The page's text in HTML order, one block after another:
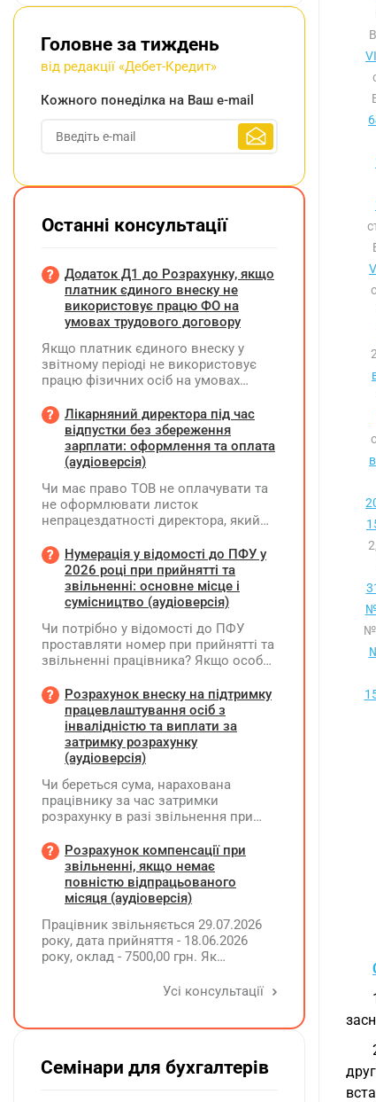
№
№
Головне за тиждень
від редакції «Дебет-Кредит»
Кожного понеділка на Ваш e-mail
Останні консультації
Додаток Д1 до Розрахунку, якщо
платник єдиного внеску не
використовує працю ФО на
умовах трудового договору
Якщо платник єдиного внеску у
звітному періоді не використовує
працю фізичних осіб на умовах
на інших умовах, передбачених
законодавством, Додаток Д1/
Додаток ФІЗ-Д1 за відповідний
період не подається
Лікарняний директора під час
відпустки без збереження
зарплати: оформлення та оплата
(аудіоверсія)
Чи має право ТОВ не оплачувати та
не оформлювати листок
непрацездатності директора, який
збереження заробітної плати під час
призупинення діяльності
підприємства?
Нумерація у відомості до ПФУ у
2026 році при прийнятті та
звільненні: основне місце і
сумісництво (аудіоверсія)
Чи потрібно у відомості до ПФУ
проставляти номер при прийнятті та
звільненні працівника? Якщо особа
місцем роботи та за сумісництвом,
чи рахується це як два роботодавці?
Розрахунок внеску на підтримку
працевлаштування осіб з
інвалідністю та виплати за
затримку розрахунку
(аудіоверсія)
Чи береться сума, нарахована
працівнику за час затримки
розрахунку в разі звільнення при
заробітної плати (винагороди), для
розрахунку внеску на підтримку
працевлаштування осіб з
інвалідністю?
Розрахунок компенсації при
звільненні, якщо немає
повністю відпрацьованого
місяця (аудіоверсія)
Працівник звільняється 29.07.2026
року, дата прийняття - 18.06.2026
року, оклад - 7500,00 грн. Як
невикористаних днів відпустки при
Усі консультації
Семінари для бухгалтерів